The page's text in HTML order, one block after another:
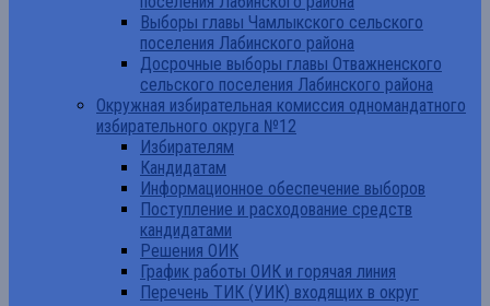
Выборы главы Чамлыкского сельского
поселения Лабинского района
Досрочные выборы главы Отважненского
сельского поселения Лабинского района
Окружная избирательная комиссия одномандатного
избирательного округа №12
Избирателям
Кандидатам
Информационное обеспечение выборов
Поступление и расходование средств
кандидатами
Решения ОИК
График работы ОИК и горячая линия
Перечень ТИК (УИК) входящих в округ